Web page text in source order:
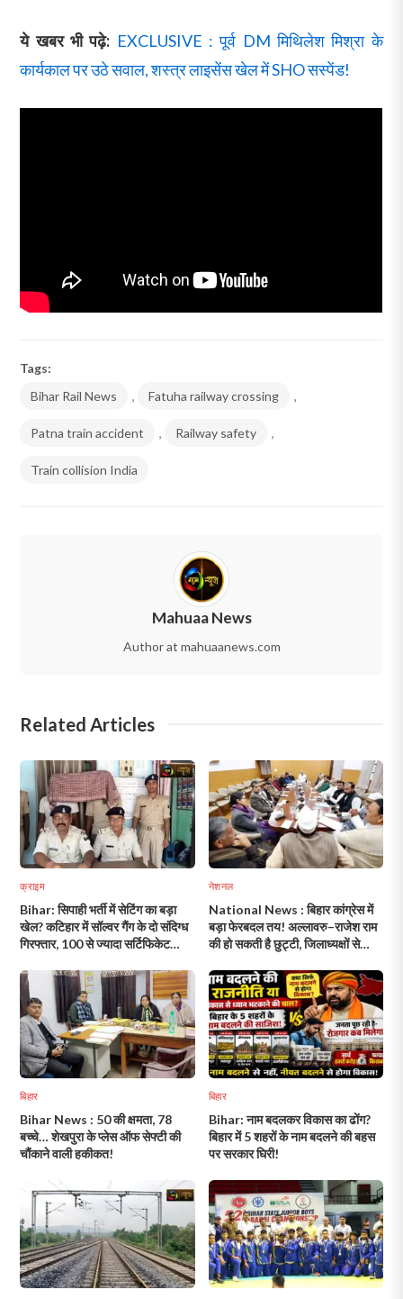
ये खबर भी पढ़े: EXCLUSIVE : पूर्व DM मिथिलेश मिश्रा के
कार्यकाल पर उठे सवाल, शस्त्र लाइसेंस खेल में SHO सस्पेंड!
Tags:
Bihar Rail News
, Fatuha railway crossing ,
Patna train accident , Railway safety ,
Train collision India
Mahuaa News
Author at mahuaanews.com
Related Articles
क्राइम
Bihar: सिपाही भर्ती में सेटिंग का बड़ा
खेल? कटिहार में सॉल्वर गैंग के दो संदिग्ध
गिरफ्तार, 100 से ज्यादा सर्टिफिकेट
नेशनल
National News : बिहार कांग्रेस में
बड़ा फेरबदल तय! अल्लावरु–राजेश राम
की हो सकती है छुट्टी, जिलाध्यक्षों से
बिहार
Bihar News : 50 की क्षमता, 78
बच्चे… शेखपुरा के प्लेस ऑफ सेफ्टी की
चौंकाने वाली हकीकत!
बिहार
Bihar: नाम बदलकर विकास का ढोंग?
बिहार में 5 शहरों के नाम बदलने की बहस
पर सरकार घिरी!